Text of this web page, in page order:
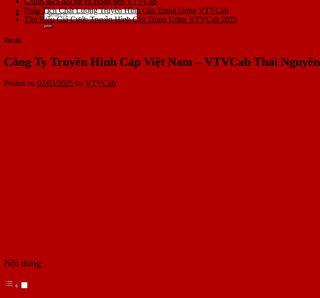
Phân Tích Chất Lượng Truyền Hình Cáp Trung Uơng VTVCab
Tìm Hiểu Giá Cước Truyền Hình Cáp Trung Uơng VTVCab 2025
Tin tức
Công Ty Truyền Hình Cáp Việt Nam – VTVCab Thái Nguyên
Posted on 02/03/2025 by VTVCab
Nội dung